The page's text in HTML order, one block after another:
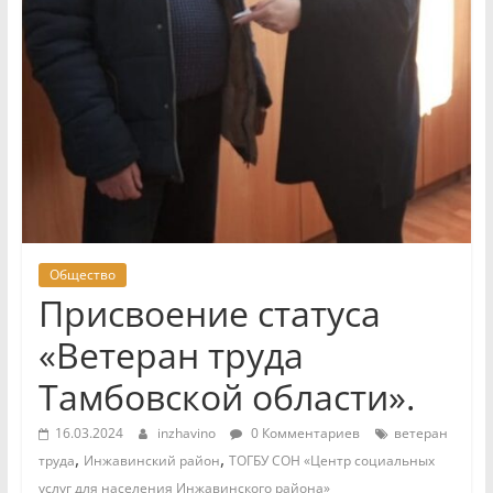
Общество
Присвоение статуса
«Ветеран труда
Тамбовской области».
16.03.2024 inzhavino 0 Комментариев
ветеран
труда, Инжавинский район, ТОГБУ СОН «Центр социальных
услуг для населения Инжавинского района»